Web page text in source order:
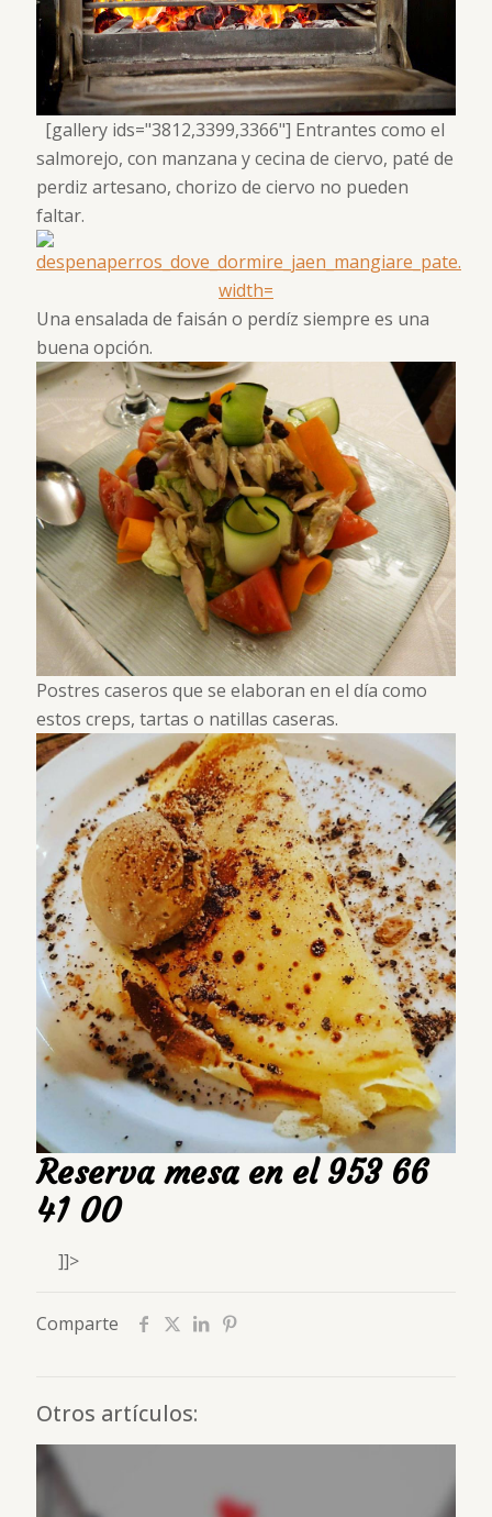
[gallery ids="3812,3399,3366"] Entrantes como el
salmorejo, con manzana y cecina de ciervo, paté de
perdiz artesano, chorizo de ciervo no pueden
faltar.
Una ensalada de faisán o perdíz siempre es una
buena opción.
Postres caseros que se elaboran en el día como
estos creps, tartas o natillas caseras.
Reserva mesa en el 953 66
41 00
]]>
Comparte
Otros artículos: